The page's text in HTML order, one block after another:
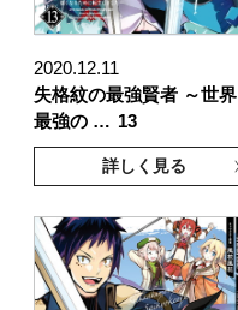
2020.12.11
失格紋の最強賢者 ～世界
最強の … 13
詳しく見る